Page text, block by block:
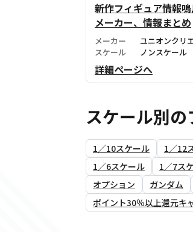
新作フィギュア情報
メーカー、情報まとめ
メーカー
ユニオンクリ
スケール
ノンスケール
詳細ページへ
スケール別
1／10スケール 1／12
1／6スケール
1／7ス
オプション
ガンダム
ポイント30％以上還元キ